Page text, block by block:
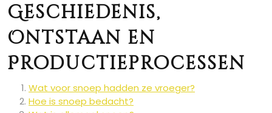
Geschiedenis,
Ontstaan en
Productieprocessen
Wat voor snoep hadden ze vroeger?
Hoe is snoep bedacht?